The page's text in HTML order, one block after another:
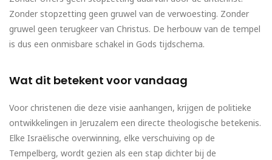
Zonder stopzetting geen gruwel van de verwoesting. Zonder
gruwel geen terugkeer van Christus. De herbouw van de tempel
is dus een onmisbare schakel in Gods tijdschema.
Wat dit betekent voor vandaag
Voor christenen die deze visie aanhangen, krijgen de politieke
ontwikkelingen in Jeruzalem een directe theologische betekenis.
Elke Israëlische overwinning, elke verschuiving op de
Tempelberg, wordt gezien als een stap dichter bij de